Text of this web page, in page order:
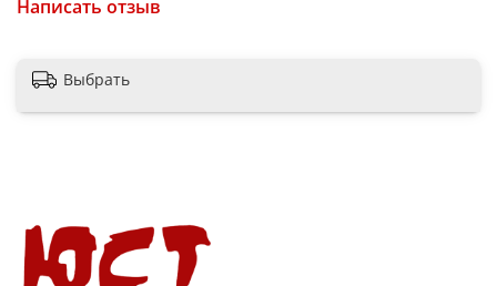
Написать отзыв
Выбрать